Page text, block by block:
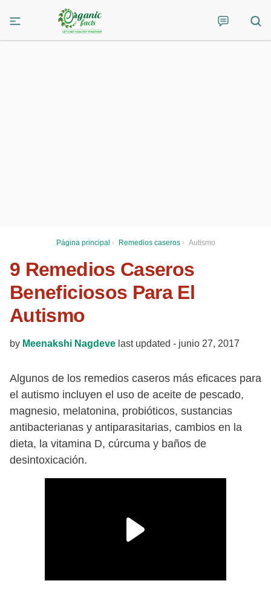
Página principal › Remedios caseros › Autismo
9 Remedios Caseros
Beneficiosos Para El
Autismo
by Meenakshi Nagdeve last updated - junio 27, 2017
Algunos de los remedios caseros más eficaces para
el autismo incluyen el uso de aceite de pescado,
magnesio, melatonina, probióticos, sustancias
antibacterianas y antiparasitarias, cambios en la
dieta, la vitamina D, cúrcuma y baños de
desintoxicación.